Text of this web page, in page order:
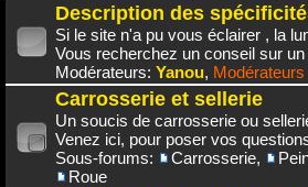
Description des
Si le site n'a pu vous éclairer , la
Vous recherchez un conseil sur
Modérateurs: Yanou, Modérateurs
Carrosserie et sellerie
Un soucis de carrosserie ou
Venez ici, pour poser vos
Sous-forums:
Carrosserie,
Roue